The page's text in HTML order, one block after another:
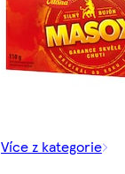
Více z kategorie